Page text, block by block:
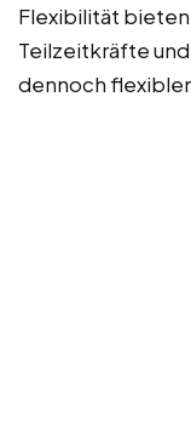
Flexibilität
Teilzeitkräfte
dennoch